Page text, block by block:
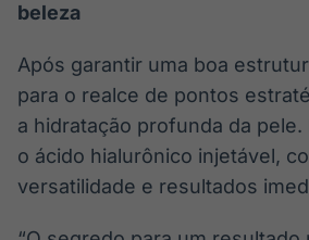
Gestão
Em
beleza
Após garantir uma boa
para o realce de pontos
a hidratação profunda da pele.
o ácido hialurônico injetável,
versatilidade e resultados